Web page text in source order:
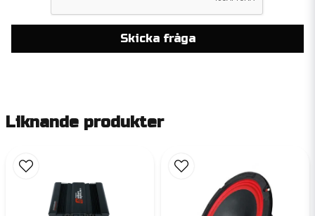
Skicka fråga
Liknande produkter